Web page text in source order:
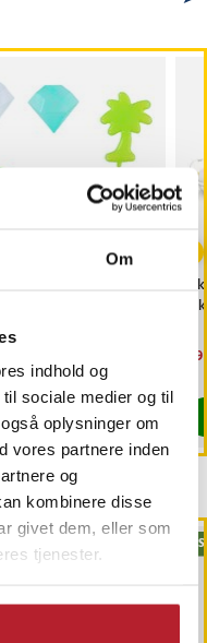
Om
indhold og
sociale medier og til
oplysninger om
vores partnere inden
og
kombinere disse
givet dem, eller som
tjenester.
pris: 29 kr.
på lager, Leveres i løbet af 1-2
Køb